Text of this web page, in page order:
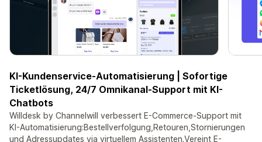
KI-Kundenservice-Automatisierung | Sofortige
Ticketlösung, 24/7 Omnikanal-Support mit KI-
Chatbots
Willdesk by Channelwill verbessert E-Commerce-Support mit
KI-Automatisierung:Bestellverfolgung,Retouren,Stornierungen
und Adressupdates via virtuellem Assistenten.Vereint E-